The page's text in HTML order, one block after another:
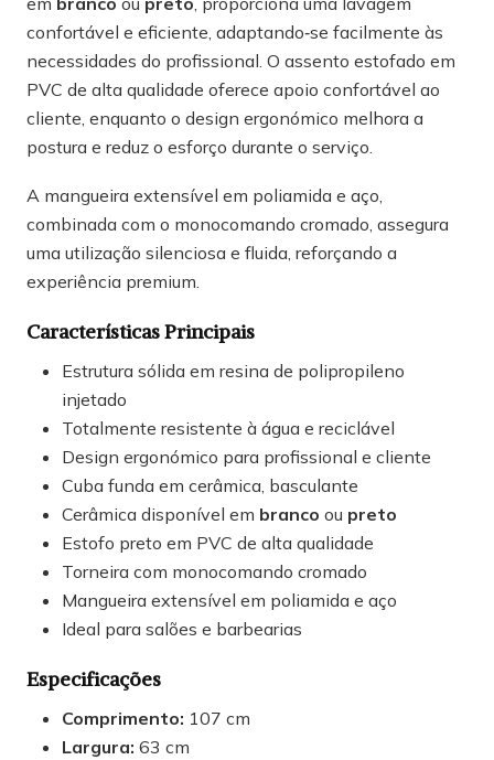
confortável e eficiente, adaptando‑se facilmente às
necessidades do profissional. O assento estofado em
PVC de alta qualidade oferece apoio confortável ao
cliente, enquanto o design ergonómico melhora a
postura e reduz o esforço durante o serviço.
A mangueira extensível em poliamida e aço,
combinada com o monocomando cromado, assegura
uma utilização silenciosa e fluida, reforçando a
experiência premium.
Características Principais
Estrutura sólida em resina de polipropileno
injetado
Totalmente resistente à água e reciclável
Design ergonómico para profissional e cliente
Cuba funda em cerâmica, basculante
Cerâmica disponível em branco ou preto
Estofo preto em PVC de alta qualidade
Torneira com monocomando cromado
Mangueira extensível em poliamida e aço
Ideal para salões e barbearias
Especificações
Comprimento: 107 cm
Largura: 63 cm